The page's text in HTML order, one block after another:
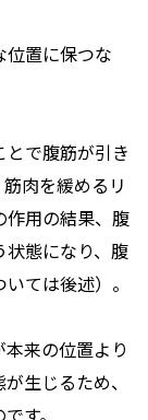
位置に保つな
で腹筋が引き
肉を緩めるリ
作用の結果、腹
態になり、腹
ては後述）。
来の位置より
生じるため、
す。